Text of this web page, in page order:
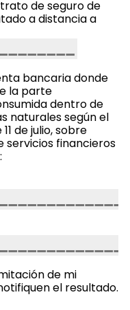
de seguro de
a distancia a
bancaria donde
la parte
dentro de
naturales según el
de julio, sobre
servicios financieros
de mi
el resultado.